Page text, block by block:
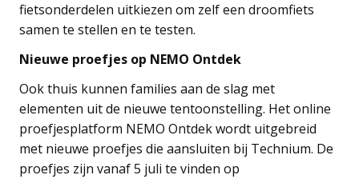
fietsonderdelen uitkiezen om zelf een droomfiets
samen te stellen en te testen.
Nieuwe proefjes op NEMO Ontdek
Ook thuis kunnen families aan de slag met
elementen uit de nieuwe tentoonstelling. Het online
proefjesplatform NEMO Ontdek wordt uitgebreid
met nieuwe proefjes die aansluiten bij Technium. De
proefjes zijn vanaf 5 juli te vinden op